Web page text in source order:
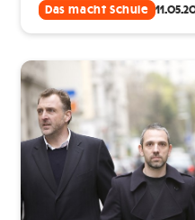
Das macht Schule